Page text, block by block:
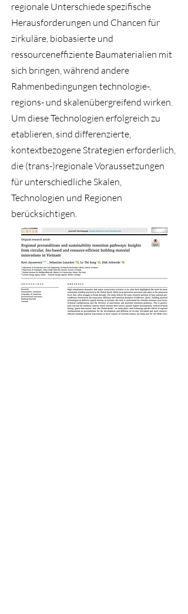
regionale Unterschiede spezifische
Herausforderungen und Chancen für
zirkuläre, biobasierte und
ressourceneffiziente Baumaterialien mit
sich bringen, während andere
Rahmenbedingungen technologie-,
regions- und skalenübergreifend wirken.
Um diese Technologien erfolgreich zu
etablieren, sind differenzierte,
kontextbezogene Strategien erforderlich,
die (trans-)regionale Voraussetzungen
für unterschiedliche Skalen,
Technologien und Regionen
berücksichtigen.